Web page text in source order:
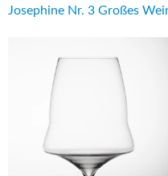
Josephine Nr. 3 Großes